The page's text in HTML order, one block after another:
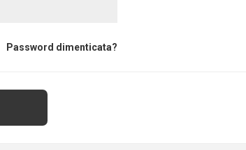
Password dimenticata?